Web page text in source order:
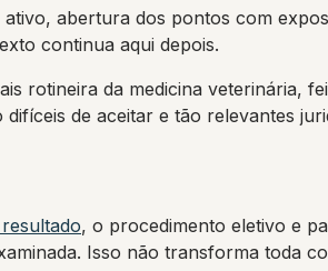
abertura dos pontos com
continua aqui depois.
rotineira da medicina veterinária,
de aceitar e tão relevantes
, o procedimento eletivo e
Isso não transforma toda